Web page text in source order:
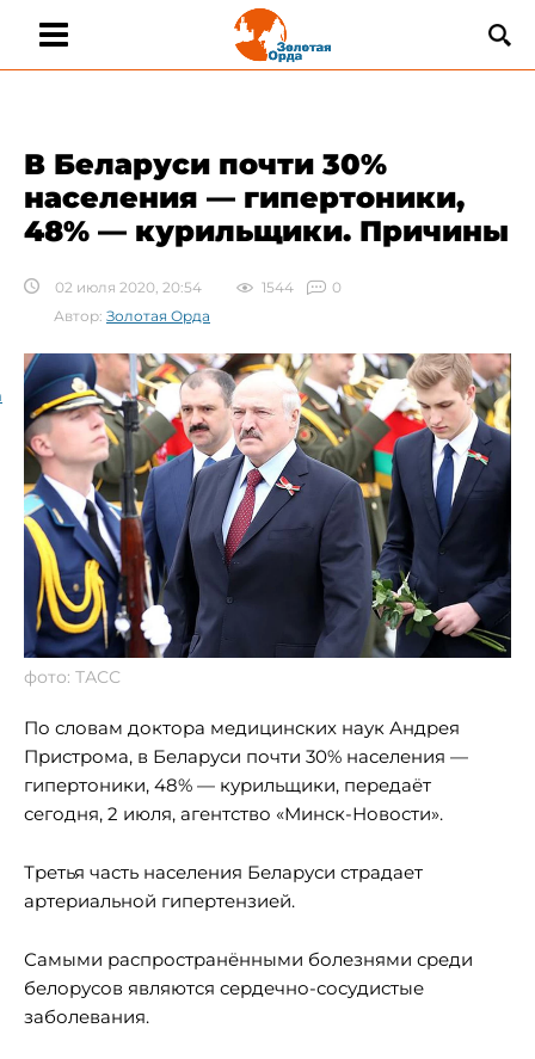
В Беларуси почти 30%
населения — гипертоники,
48% — курильщики. Причины
02 июля 2020, 20:54 1544
0
Автор: Золотая Орда
фото: ТАСС
По словам доктора медицинских наук Андрея
Пристрома, в Беларуси почти 30% населения —
гипертоники, 48% — курильщики, передаёт
сегодня, 2 июля, агентство «Минск-Новости».
Третья часть населения Беларуси страдает
артериальной гипертензией.
Самыми распространёнными болезнями среди
белорусов являются сердечно-сосудистые
заболевания.